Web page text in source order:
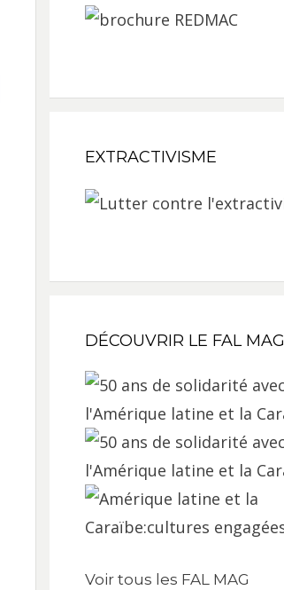
EXTRACTIVISME
DÉCOUVRIR LE FAL MAG
Voir tous les FAL MAG